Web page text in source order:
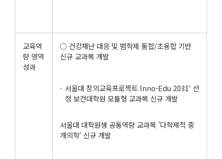
교육역
량 영역
성과
○ 건강재난 대응 및 범학제 통합/초융합 기반
신규 교과목 개발
서울대 창의교육프로젝트 Inno-Edu 2031‘ 선
정 보건대학원 모듈형 교과목 신규 개발
서울대 대학원생 공통역량 교과목 ’다학제적 중
개의학‘ 신규 개발